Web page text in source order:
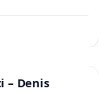
– Denis